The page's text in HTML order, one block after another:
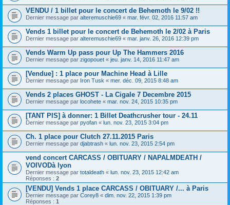
VENDU / 1 billet pour le concert de Behemoth le 9/02 !!
Dernier message par alteremuschie69 « mar. févr. 02, 2016 11:57 am
Vends 1 billet pour le concert de Behemoth le 2/02 à Paris
Dernier message par alteremuschie69 « mar. janv. 26, 2016 12:39 pm
Vends Warm Up pass pour Up The Hammers 2016
Dernier message par zigopouet « jeu. janv. 14, 2016 11:47 am
[Vendue] : 1 place pour Machine Head à Lille
Dernier message par Iron Tusk « mer. déc. 09, 2015 8:48 am
Vends 2 places GHOST - La Cigale 7 Decembre 2015
Dernier message par locohete « mar. nov. 24, 2015 10:35 pm
[TANT PIS] à donner: 1 Billet Deathcrusher tour - 24.11
Dernier message par pyofan « lun. nov. 23, 2015 3:04 pm
Ch. 1 place pour Clutch 27.11.2015 Paris
Dernier message par djabtrash « lun. nov. 23, 2015 2:54 pm
vend concert CARCASS / OBITUARY / NAPALMDEATH /
VOIVODà lyon
Dernier message par totaldeath « lun. nov. 23, 2015 12:42 am
Réponses : 2
[VENDU] Vends 1 place CARCASS / OBITUARY /... à Paris
Dernier message par Corey8 « dim. nov. 22, 2015 1:39 pm
Réponses : 1